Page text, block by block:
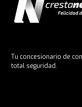
Tu concesionario de
total seguridad.